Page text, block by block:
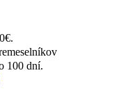
100 dní.